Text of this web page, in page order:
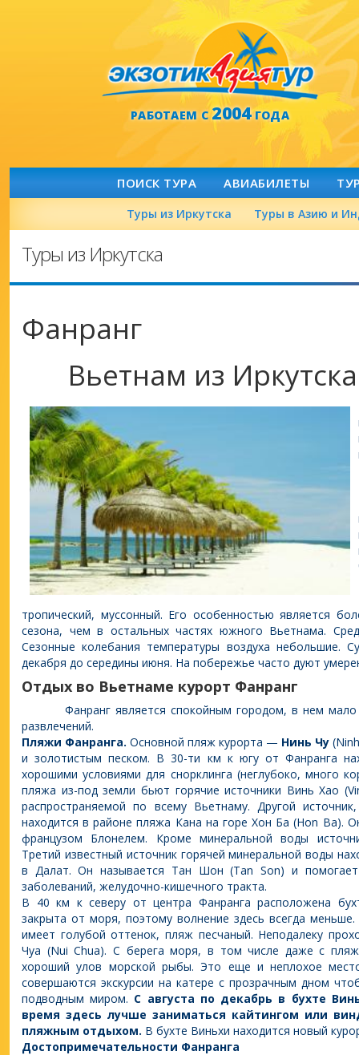
РАБОТАЕМ С2004ГОДА
ПОИСК ТУРА АВИАБИЛЕТЫ
Туры из Иркутска Туры в Азию и
Туры из Иркутска
Фанранг
Вьетнам из
тропический, муссонный. Его особенностью является
сезона, чем в остальных частях южного Вьетнама.
Сезонные колебания температуры воздуха небольшие.
декабря до середины июня. На побережье часто дуют
Отдых во Вьетнаме курорт Фанранг
Фанранг является спокойным городом, в нем мало
развлечений.
Пляжи Фанранга. Основной пляж курорта — Нинь Чу
и золотистым песком. В 30-ти км к югу от Фанранга
хорошими условиями для снорклинга (неглубоко, много
пляжа из-под земли бьют горячие источники Винь Хао
распространяемой по всему Вьетнаму. Другой
находится в районе пляжа Кана на горе Хон Ба (Hon Ba).
французом Блонелем. Кроме минеральной воды
Третий известный источник горячей минеральной воды
в Далат. Он называется Тан Шон (Tan Son) и
заболеваний, желудочно-кишечного тракта.
В 40 км к северу от центра Фанранга расположена
закрыта от моря, поэтому волнение здесь всегда
имеет голубой оттенок, пляж песчаный. Неподалеку
Чуа (Nui Chua). С берега моря, в том числе даже с
хороший улов морской рыбы. Это еще и неплохое
совершаются экскурсии на катере с прозрачным дном
подводным миром. С августа по декабрь в бухте
время здесь лучше заниматься кайтингом или
пляжным отдыхом. В бухте Виньхи находится новый
Достопримечательности Фанранга